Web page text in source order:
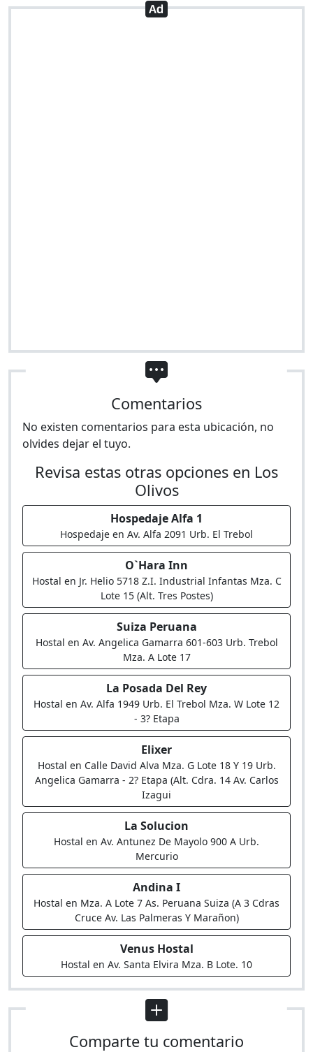
Comentarios
No existen comentarios para esta ubicación, no
olvides dejar el tuyo.
Revisa estas otras opciones en Los
Olivos
Hospedaje Alfa 1
Hospedaje en Av. Alfa 2091 Urb. El Trebol
O`Hara Inn
Hostal en Jr. Helio 5718 Z.I. Industrial Infantas Mza. C
Lote 15 (Alt. Tres Postes)
Suiza Peruana
Hostal en Av. Angelica Gamarra 601-603 Urb. Trebol
Mza. A Lote 17
La Posada Del Rey
Hostal en Av. Alfa 1949 Urb. El Trebol Mza. W Lote 12
- 3? Etapa
Elixer
Hostal en Calle David Alva Mza. G Lote 18 Y 19 Urb.
Angelica Gamarra - 2? Etapa (Alt. Cdra. 14 Av. Carlos
Izagui
La Solucion
Hostal en Av. Antunez De Mayolo 900 A Urb.
Mercurio
Andina I
Hostal en Mza. A Lote 7 As. Peruana Suiza (A 3 Cdras
Cruce Av. Las Palmeras Y Marañon)
Venus Hostal
Hostal en Av. Santa Elvira Mza. B Lote. 10
Comparte tu comentario